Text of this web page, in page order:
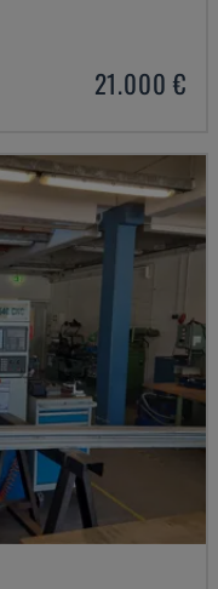
21.000 €